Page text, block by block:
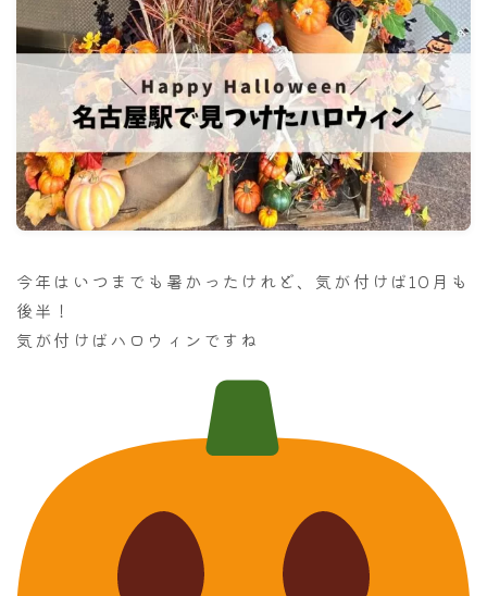
ホテル滞在記
舞台・ライブ
名古屋
ナナちゃん人形
今年はいつまでも暑かったけれど、気が付けば10月も
後半！
気が付けばハロウィンですね